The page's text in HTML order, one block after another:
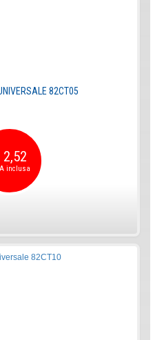
82CT05
2,52